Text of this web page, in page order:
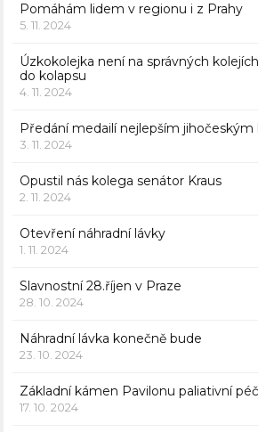
Pomáhám lidem v regionu i z Prahy
5. 11. 2024
Úzkokolejka není na správných
do kolapsu
4. 11. 2024
Předání medailí nejlepším jihočeským
3. 11. 2024
Opustil nás kolega senátor Kraus
2. 11. 2024
Otevření náhradní lávky
1. 11. 2024
Slavnostní 28.říjen v Praze
28. 10. 2024
Náhradní lávka konečně bude
23. 10. 2024
Základní kámen Pavilonu paliativní
17. 10. 2024